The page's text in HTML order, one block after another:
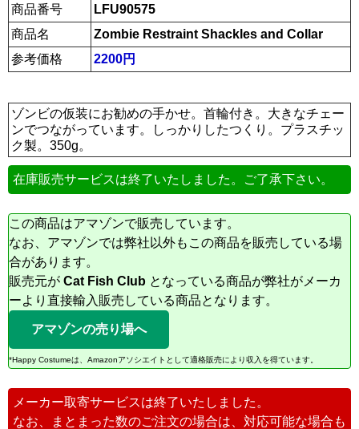
商品番号
LFU90575
商品名
Zombie Restraint Shackles and Collar
参考価格
2200円
ゾンビの仮装にお勧めの手かせ。首輪付き。大きなチェー
ンでつながっています。しっかりしたつくり。プラスチッ
ク製。350g。
在庫販売サービスは終了いたしました。ご了承下さい。
この商品はアマゾンで販売しています。
なお、アマゾンでは弊社以外もこの商品を販売している場
合があります。
販売元が Cat Fish Club となっている商品が弊社がメーカ
ーより直接輸入販売している商品となります。
アマゾンの売り場へ
*Happy Costumeは、Amazonアソシエイトとして適格販売により収入を得ています。
メーカー取寄サービスは終了いたしました。
なお、まとまった数のご注文の場合は、対応可能な場合も